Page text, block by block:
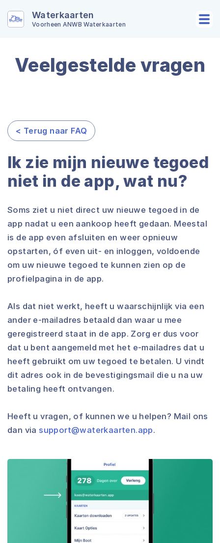
Waterkaarten
Voorheen ANWB Waterkaarten
Veelgestelde vragen
< Terug naar FAQ
Ik zie mijn nieuwe tegoed
niet in de app, wat nu?
Soms ziet u niet direct uw nieuwe tegoed in de
app nadat u een aankoop heeft gedaan. Meestal
is de app even afsluiten en weer opnieuw
opstarten, óf even uit- en inloggen, voldoende
om uw nieuwe tegoed te kunnen zien op de
profielpagina in de app.
Als dat niet werkt, heeft u waarschijnlijk via een
ander e-mailadres betaald dan waar u mee
geregistreerd staat in de app. Zorg er dus voor
dat u bent aangemeld met het e-mailadres dat u
heeft gebruikt om uw tegoed te betalen. U vindt
dit adres ook in de bevestigingsmail die u na uw
betaling heeft ontvangen.
Heeft u vragen, of kunnen we u helpen? Mail ons
dan via support@waterkaarten.app.